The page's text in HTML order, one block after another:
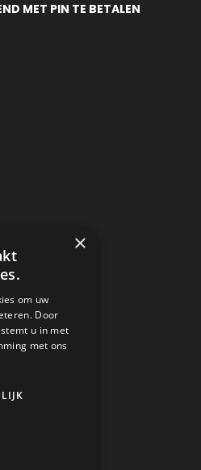
MET PIN TE BETALEN
×
om uw
Door
u in met
met ons